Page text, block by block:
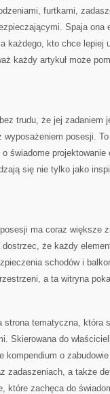
furtkami,
Spaja ona
każdego, kto chce lepiej
każdy artykuł może
trudu, że jej zadaniem
posesji.
świadome
się nie tylko jako
ma coraz większe
że każdy
schodów i
a ta witryna
strona tematyczna, która
Skierowana do
kompendium o
zadaszeniach, a także
które zachęca do